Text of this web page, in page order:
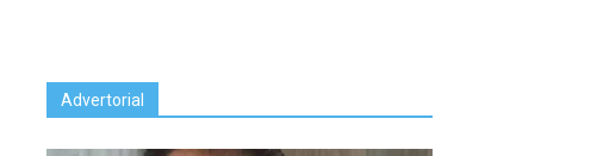
Advertorial